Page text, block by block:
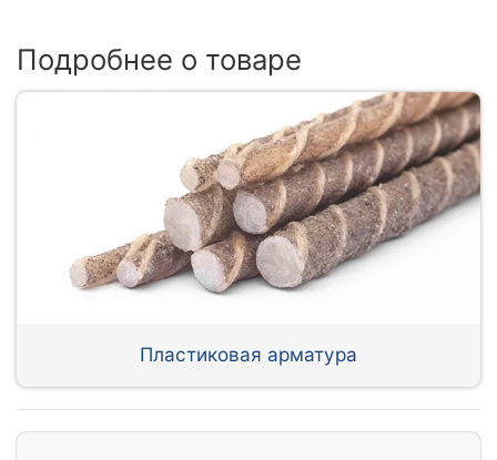
Подробнее о товаре
Пластиковая арматура